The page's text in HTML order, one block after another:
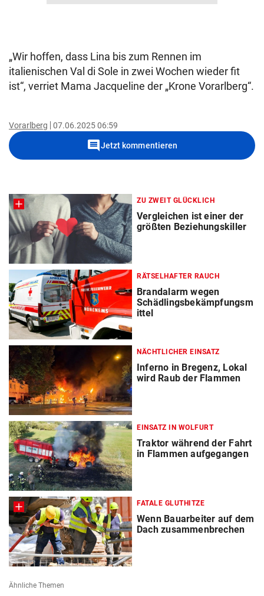
„Wir hoffen, dass Lina bis zum Rennen im
italienischen Val di Sole in zwei Wochen wieder fit
ist“, verriet Mama Jacqueline der „Krone Vorarlberg“.
Vorarlberg 07.06.2025 06:59
commentJetzt kommentieren
ZU ZWEIT GLÜCKLICH
Vergleichen ist einer der
größten Beziehungskiller
RÄTSELHAFTER RAUCH
Brandalarm wegen
Schädlingsbekämpfungsm
ittel
NÄCHTLICHER EINSATZ
Inferno in Bregenz, Lokal
wird Raub der Flammen
EINSATZ IN WOLFURT
Traktor während der Fahrt
in Flammen aufgegangen
FATALE GLUTHITZE
Wenn Bauarbeiter auf dem
Dach zusammenbrechen
Ähnliche Themen